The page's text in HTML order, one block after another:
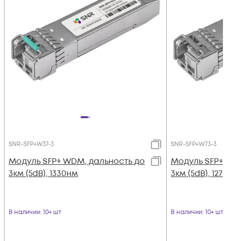
SNR-SFP+W37-3
Модуль SFP+ WDM, дальность до
3км (5dB), 1330нм
В наличии: 10+ шт
SNR-SFP+W73-3
Модуль SFP+
3км (5dB),
В наличии: 10+ шт